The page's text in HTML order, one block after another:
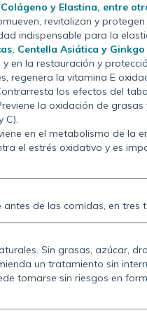
y Elastina, entre
revitalizan y
indispensable para la
Centella Asiática y
en la restauración y
regenera la vitamina E
los efectos del
la oxidación de
C).
en el metabolismo de la
el estrés oxidativo y es
de las comidas, en tres
Sin grasas, azúcar,
un tratamiento sin
tomarse sin riesgos en